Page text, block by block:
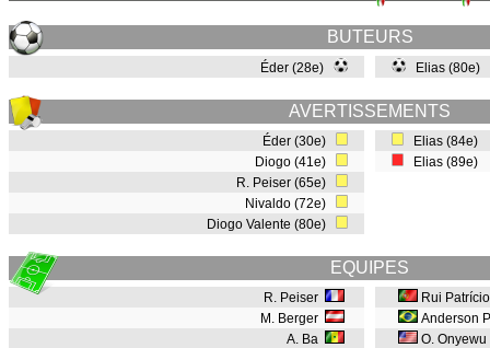
BUTEURS
Éder (28e) Elias (80e)
AVERTISSEMENTS
Éder (30e)
Diogo (41e)
R. Peiser (65e)
Nivaldo (72e)
Diogo Valente (80e)
Elias (84e)
Elias (89e)
EQUIPES
R. Peiser
M. Berger
A. Ba
Rui Patrício
Anderson
O. Onyewu